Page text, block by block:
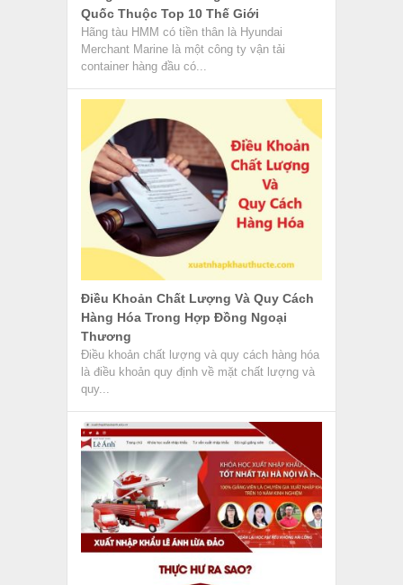
Quốc Thuộc Top 10 Thế Giới
Hãng tàu HMM có tiền thân là Hyundai
Merchant Marine là một công ty vận tải
container hàng đầu có...
Điều Khoản Chất Lượng Và Quy Cách
Hàng Hóa Trong Hợp Đồng Ngoại
Thương
Điều khoản chất lượng và quy cách hàng hóa
là điều khoản quy định về mặt chất lượng và
quy...